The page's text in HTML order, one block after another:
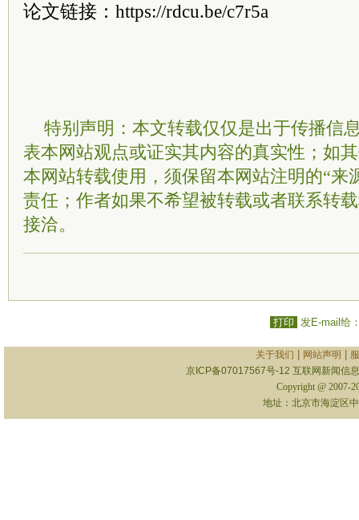
论文链接：https://rdcu.be/c7r5a
特别声明：本文转载仅仅是出于传播信
表本网站观点或证实其内容的真实性；如
本网站转载使用，须保留本网站注明的“来
责任；作者如果不希望被转载或者联系转
接洽。
打印 发E-mail给
关于我们 网站声明
京ICP备07017567号-12 互联网新闻信
Copyright @ 2007-
地址：北京市海淀区